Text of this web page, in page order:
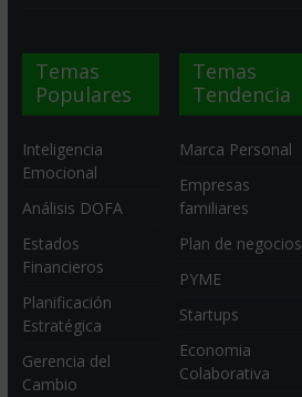
Temas
Populares
Inteligencia
Emocional
Análisis DOFA
Estados
Financieros
Planificación
Estratégica
Gerencia del
Cambio
Temas
Tendencia
Marca Personal
Empresas
familiares
Plan de negocios
PYME
Startups
Economia
Colaborativa